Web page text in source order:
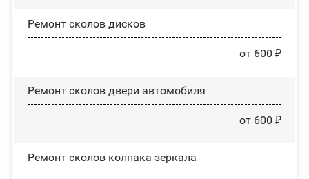
Ремонт сколов дисков
от 600 ₽
Ремонт сколов двери автомобиля
от 600 ₽
Ремонт сколов колпака зеркала